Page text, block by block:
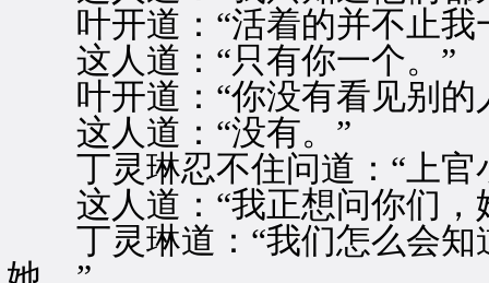
叶开道：“活着的并不止我
这人道：“只有你一个。”
叶开道：“你没有看见别的
这人道：“没有。”
丁灵琳忍不住问道：“上官
这人道：“我正想问你们，
丁灵琳道：“我们怎么会知